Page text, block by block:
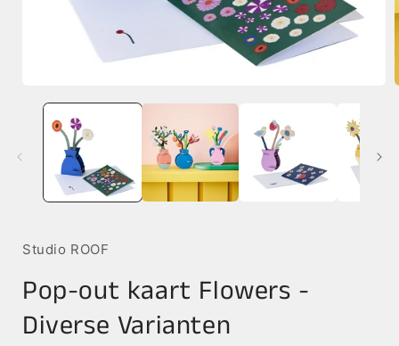
openen
Studio ROOF
Pop-out kaart Flowers -
Diverse Varianten